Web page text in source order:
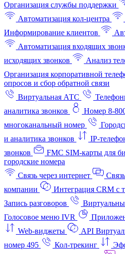
Организация службы поддержки
Автоматизация кол-центра
Информирование клиентов
Автоматизация входящих
исходящих звонков
Анализ
Организация корпоративной
опросов и сбор обратной связи
Виртуальная АТС
аналитика звонков
Номер 8-
многоканальный номер
и аналитика звонков
IP-
звонков
FMC SIM-карты для
городские номера
Связь через интернет
компании
Интеграция CRM с
Запись разговоров
Голосовое меню IVR
Web-виджеты
API
номер 495
Кол-трекинг